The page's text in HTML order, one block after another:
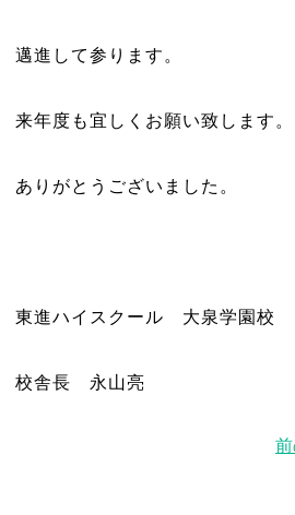
邁進して参ります。
来年度も宜しくお願い致します。
ありがとうございました。
東進ハイスクール 大泉学園校
校舎長 永山亮